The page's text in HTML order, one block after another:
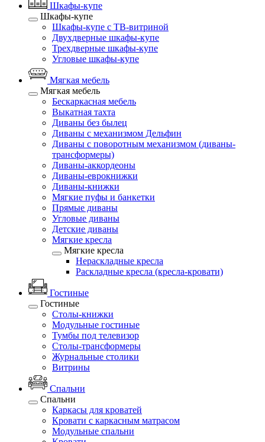
Шкафы-купе
Шкафы-купе
Шкафы-купе с ТВ-витриной
Двухдверные шкафы-купе
Трехдверные шкафы-купе
Угловые шкафы-купе
Мягкая мебель
Мягкая мебель
Бескаркасная мебель
Выкатная тахта
Диваны без былец
Диваны с механизмом Дельфин
Диваны с поворотным механизмом (диваны-
трансформеры)
Диваны-аккордеоны
Диваны-еврокнижки
Диваны-книжки
Мягкие пуфы и банкетки
Прямые диваны
Угловые диваны
Детские диваны
Мягкие кресла
Мягкие кресла
Нераскладные кресла
Раскладные кресла (кресла-кровати)
Гостиные
Гостиные
Столы-книжки
Модульные гостиные
Тумбы под телевизор
Столы-трансформеры
Журнальные столики
Витрины
Спальни
Спальни
Каркасы для кроватей
Кровати с каркасным матрасом
Модульные спальни